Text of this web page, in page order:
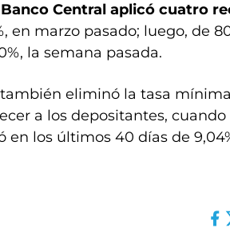
Central aplicó cuatro
en marzo pasado; luego, de
la semana pasada.
eliminó la tasa
a los depositantes, cuando
en los últimos 40 días de